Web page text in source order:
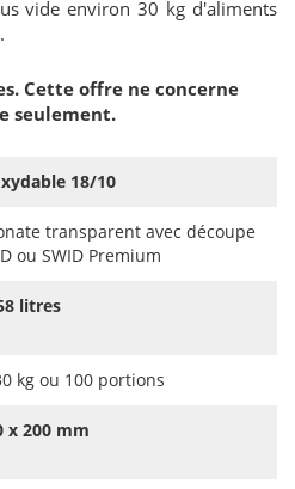
vide environ 30 kg d'aliments
Cette offre ne concerne
seulement.
18/10
transparent avec découpe
ou SWID Premium
litres
kg ou 100 portions
x 200 mm